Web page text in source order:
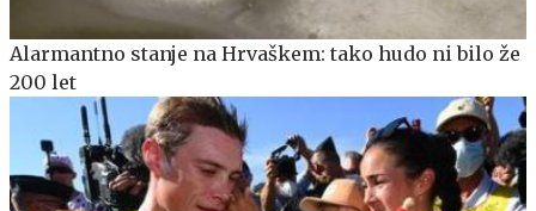
Alarmantno stanje na Hrvaškem: tako hudo ni bilo že
200 let